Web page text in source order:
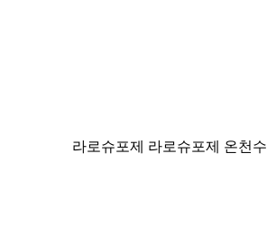
라로슈포제 라로슈포제 온천수